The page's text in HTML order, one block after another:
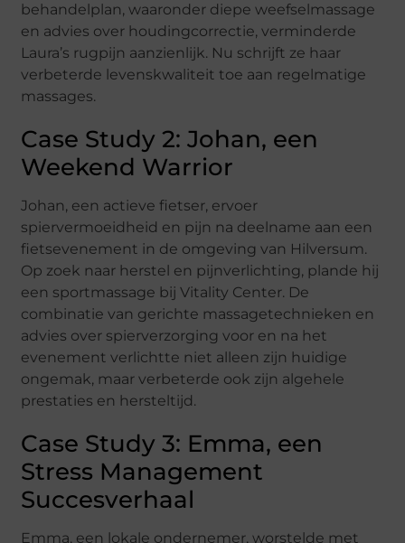
behandelplan, waaronder diepe weefselmassage
en advies over houdingcorrectie, verminderde
Laura’s rugpijn aanzienlijk. Nu schrijft ze haar
verbeterde levenskwaliteit toe aan regelmatige
massages.
Case Study 2: Johan, een
Weekend Warrior
Johan, een actieve fietser, ervoer
spiervermoeidheid en pijn na deelname aan een
fietsevenement in de omgeving van Hilversum.
Op zoek naar herstel en pijnverlichting, plande hij
een sportmassage bij Vitality Center. De
combinatie van gerichte massagetechnieken en
advies over spierverzorging voor en na het
evenement verlichtte niet alleen zijn huidige
ongemak, maar verbeterde ook zijn algehele
prestaties en hersteltijd.
Case Study 3: Emma, een
Stress Management
Succesverhaal
Emma, een lokale ondernemer, worstelde met